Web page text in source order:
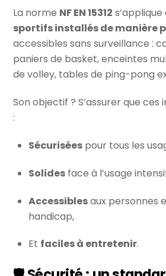
La norme NF EN 15312
sportifs installés de manière
accessibles sans surveillance :
paniers de basket, enceintes
de volley, tables de ping-pong
Son objectif ? S’assurer que
:
Sécurisées pour tous les
Solides face à l’usage
Accessiblesaux personnes
handicap,
Et faciles à entretenir.